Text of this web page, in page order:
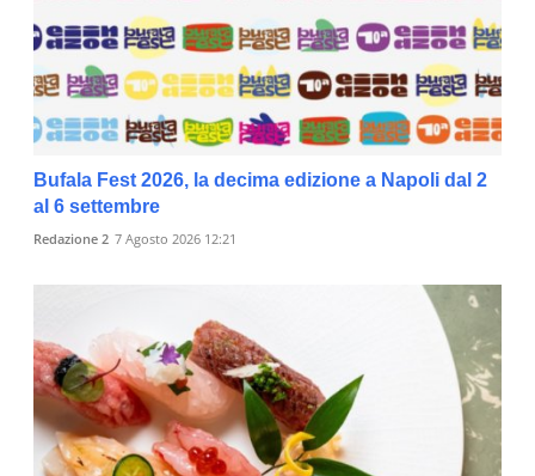
Bufala Fest 2026, la decima edizione a Napoli dal 2
al 6 settembre
Redazione 2 7 Agosto 2026 12:21